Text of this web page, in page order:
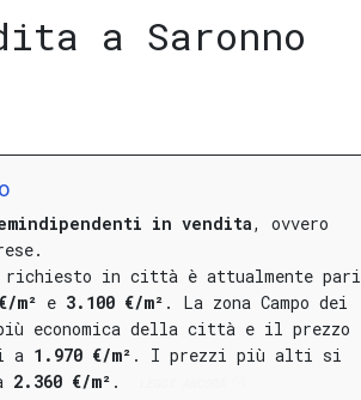
a Saronno
in vendita, ovvero
richiesto in città è attualmente pari
m² e 3.100 €/m² . La zona Campo dei
economica della città e il prezzo
a 1.970 €/m² . I prezzi più alti si
2.360 €/m² .